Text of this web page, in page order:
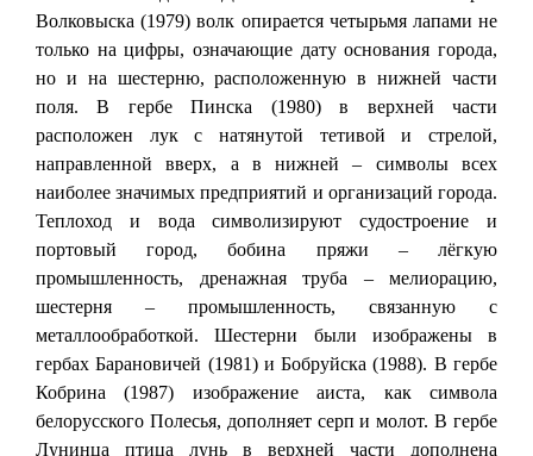
Волковыска (1979) волк опирается четырьмя лапами не
только на цифры, означающие дату основания города,
но и на шестерню, расположенную в нижней части
поля. В гербе Пинска (1980) в верхней части
расположен лук с натянутой тетивой и стрелой,
направленной вверх, а в нижней – символы всех
наиболее значимых предприятий и организаций города.
Теплоход и вода символизируют судостроение и
портовый город, бобина пряжи – лёгкую
промышленность, дренажная труба – мелиорацию,
шестерня – промышленность, связанную с
металлообработкой. Шестерни были изображены в
гербах Барановичей (1981) и Бобруйска (1988). В гербе
Кобрина (1987) изображение аиста, как символа
белорусского Полесья, дополняет серп и молот. В гербе
Лунинца птица лунь в верхней части дополнена